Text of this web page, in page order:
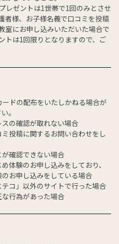
ゼントは1世帯で1回のみとさせ
者様、お子様名義で口コミを投稿
室にお申し込みいただいた場合で
トは1回限りとなりますので、ご
ドの配布をいたしかねる場合が
。
の確認が取れない場合
投稿に関するお問い合わせをし
確認できない場合
体験のお申し込みをしており、
お申し込みをしている場合
コ」以外のサイトで行った場合
行為があった場合